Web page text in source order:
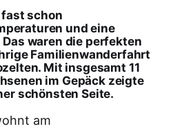
schon
und eine
waren die perfekten
Familienwanderfahrt
Mit insgesamt 11
im Gepäck zeigte
schönsten Seite.
am